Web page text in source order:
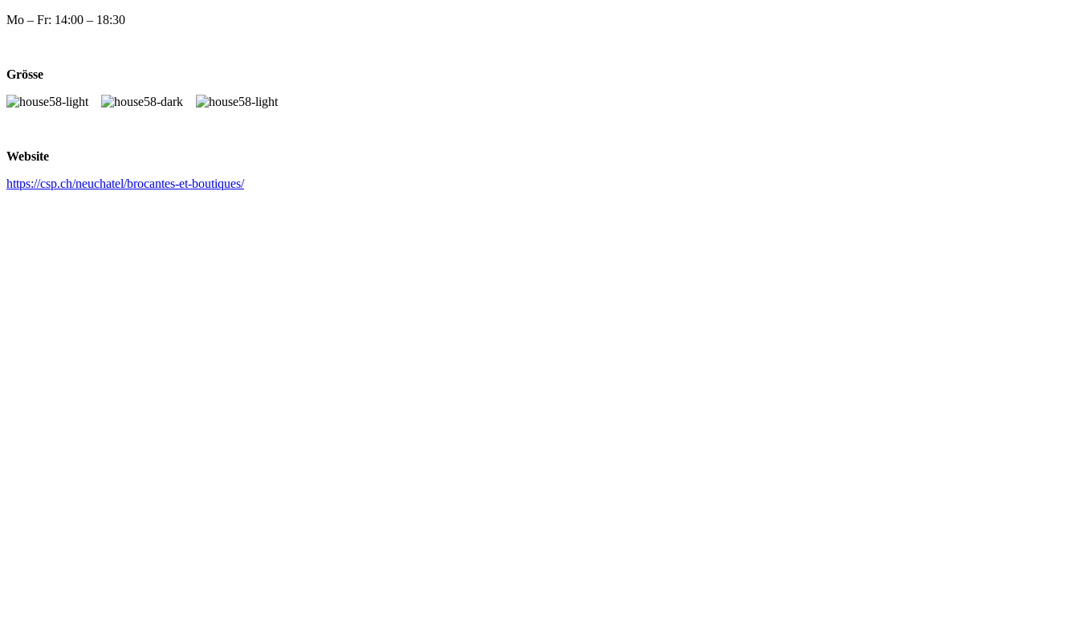
Mo – Fr: 14:00 – 18:30
Grösse
Website
https://csp.ch/neuchatel/brocantes-et-boutiques/